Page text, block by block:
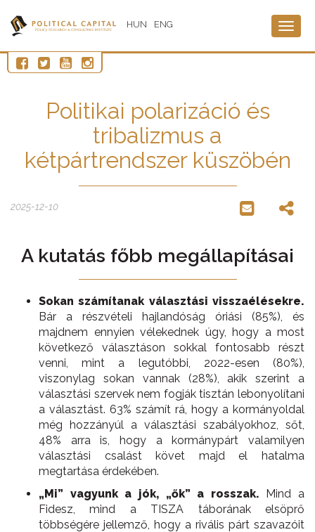
HUN ENG
Politikai polarizáció és
tribalizmus a
kétpártrendszer küszöbén
2025-12-10
A kutatás főbb megállapításai
Sokan számítanak választási visszaélésekre.
Bár a részvételi hajlandóság óriási (85%), és
majdnem ennyien vélekednek úgy, hogy a most
következő választáson sokkal fontosabb részt
venni, mint a legutóbbi, 2022-esen (80%),
viszonylag sokan vannak (28%), akik szerint a
választási szervek nem fogják tisztán lebonyolítani
a választást. 63% számít rá, hogy a kormányoldal
még hozzányúl a választási szabályokhoz, sőt,
48% arra is, hogy a kormánypárt valamilyen
választási csalást követ majd el hatalma
megtartása érdekében.
„Mi” vagyunk a jók, „ők” a rosszak. Mind a
Fidesz, mind a TISZA táborának elsöprő
többségére jellemző, hogy a rivális párt szavazóit